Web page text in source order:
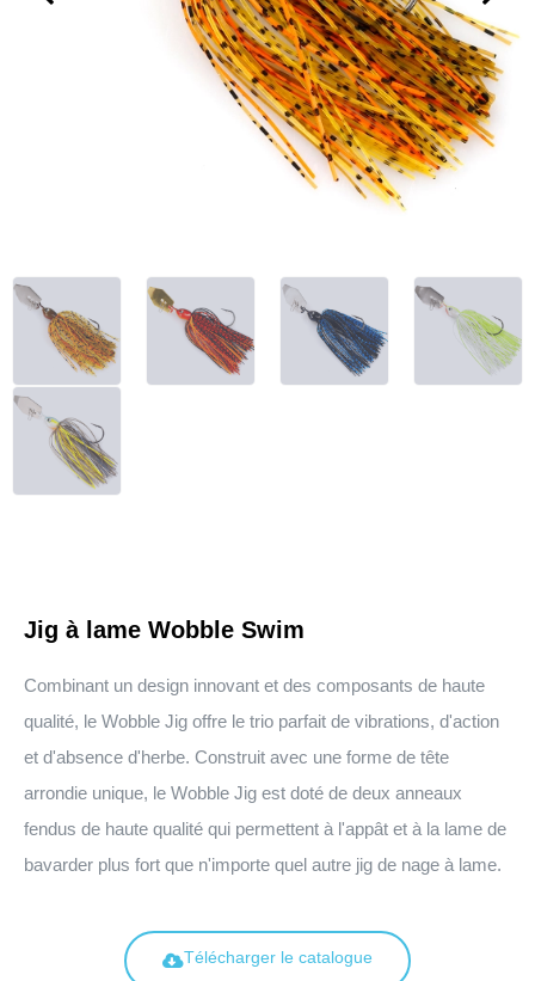
Jig à lame Wobble Swim
Combinant un design innovant et des composants de haute
qualité, le Wobble Jig offre le trio parfait de vibrations, d'action
et d'absence d'herbe. Construit avec une forme de tête
arrondie unique, le Wobble Jig est doté de deux anneaux
fendus de haute qualité qui permettent à l'appât et à la lame de
bavarder plus fort que n'importe quel autre jig de nage à lame.
Télécharger le catalogue